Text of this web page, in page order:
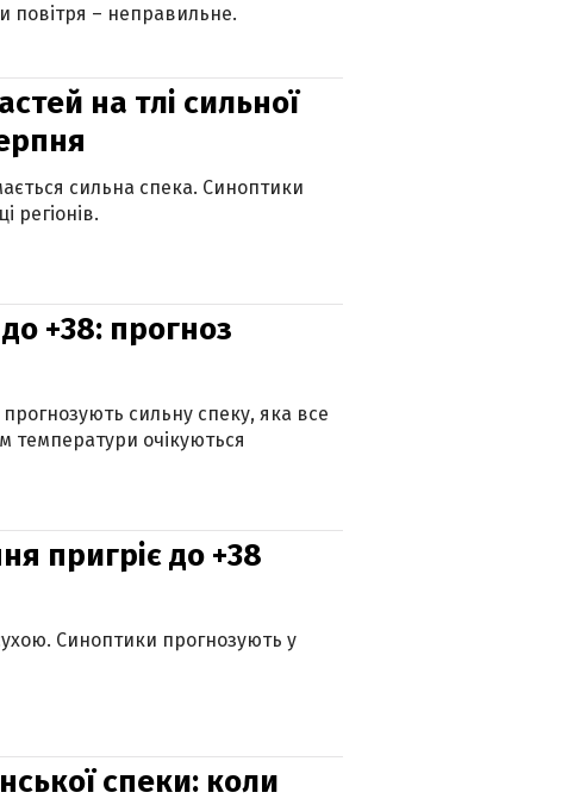
повітря – неправильне.
на тлі сильної
сильна спека. Синоптики
регіонів.
+38: прогноз
сильну спеку, яка все
температури очікуються
пригріє до +38
Синоптики прогнозують у
спеки: коли